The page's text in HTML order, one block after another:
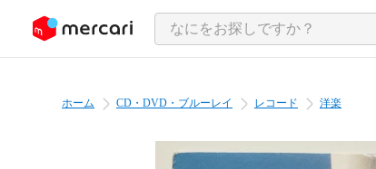
ツにスキップ
ホーム CD・DVD・ブルーレイ レコード 洋楽